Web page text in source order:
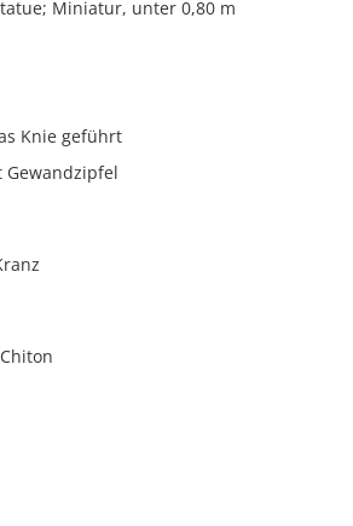
Miniatur, unter 0,80 m
Knie geführt
Gewandzipfel